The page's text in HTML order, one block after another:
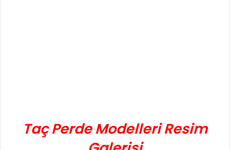
Taç Perde Modelleri Resim